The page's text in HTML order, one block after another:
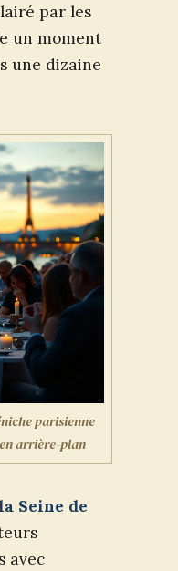
par les
un moment
une dizaine
parisienne
arrière-plan
Seine de
avec